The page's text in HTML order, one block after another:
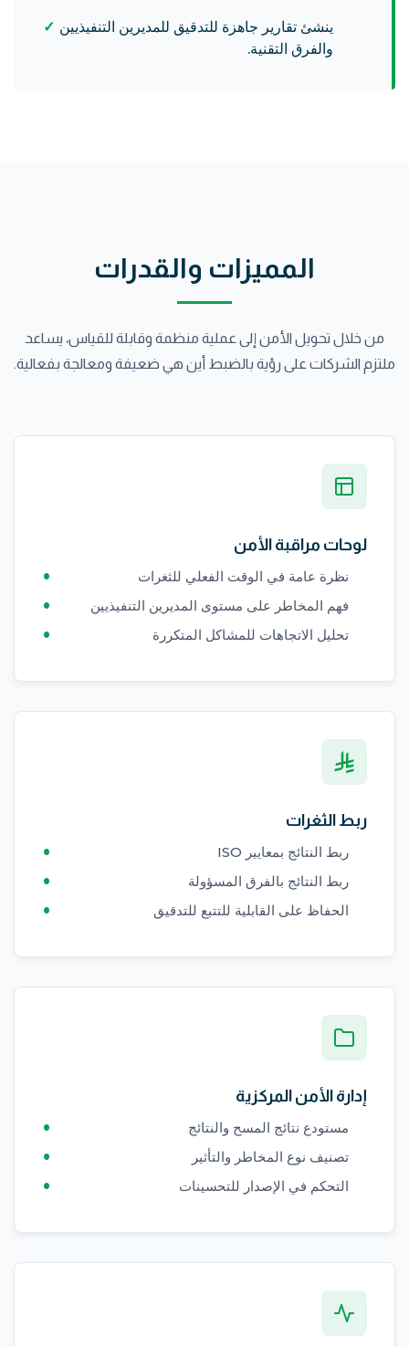
ينشئ تقارير جاهزة للتدقيق للمديرين التنفيذيين
والفرق التقنية.
المميزات والقدرات
من خلال تحويل الأمن إلى عملية منظمة وقابلة للقياس، يساعد
ملتزم الشركات على رؤية بالضبط أين هي ضعيفة ومعالجة بفعالية.
لوحات مراقبة الأمن
نظرة عامة في الوقت الفعلي للثغرات
فهم المخاطر على مستوى المديرين التنفيذيين
تحليل الاتجاهات للمشاكل المتكررة
ربط الثغرات
ربط النتائج بمعايير ISO
ربط النتائج بالفرق المسؤولة
الحفاظ على القابلية للتتبع للتدقيق
إدارة الأمن المركزية
مستودع نتائج المسح والنتائج
تصنيف نوع المخاطر والتأثير
التحكم في الإصدار للتحسينات